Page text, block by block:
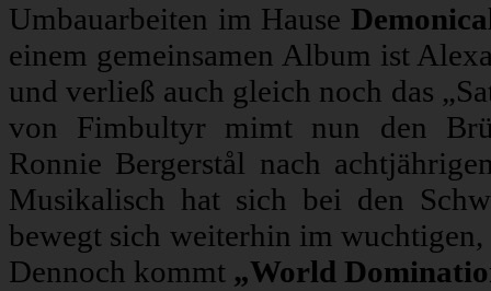
Umbauarbeiten im Hause
einem gemeinsamen Album ist
und verließ auch gleich noch das
von Fimbultyr mimt nun den
Ronnie Bergerstål nach
Musikalisch hat sich bei den
bewegt sich weiterhin im
Dennoch kommt „World